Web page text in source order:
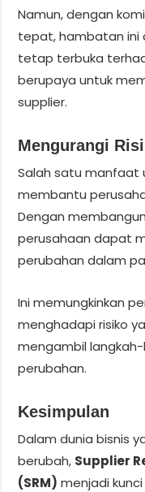
Namun, dengan
tepat, hambatan ini
tetap terbuka
berupaya untuk
supplier.
Mengurangi
Salah satu manfaat
membantu
Dengan
perusahaan dapat
perubahan dalam
Ini memungkinkan
menghadapi risiko
mengambil
perubahan.
Kesimpulan
Dalam dunia bisnis
berubah, Supplier
(SRM) menjadi